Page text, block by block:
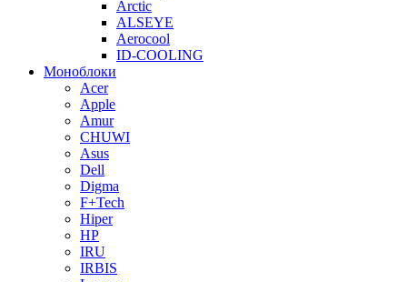
Arctic
ALSEYE
Aerocool
ID-COOLING
Моноблоки
Acer
Apple
Amur
CHUWI
Asus
Dell
Digma
F+Tech
Hiper
HP
IRU
IRBIS